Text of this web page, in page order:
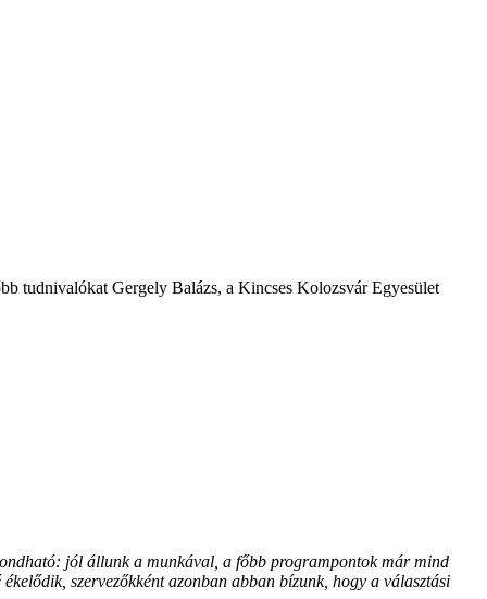
tudnivalókat Gergely Balázs, a Kincses Kolozsvár Egyesület
jól állunk a munkával, a főbb programpontok már mind
szervezőkként azonban abban bízunk, hogy a választási